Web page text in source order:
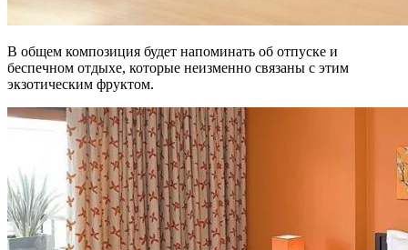
В общем композиция будет напоминать об отпуске и
беспечном отдыхе, которые неизменно связаны с этим
экзотическим фруктом.